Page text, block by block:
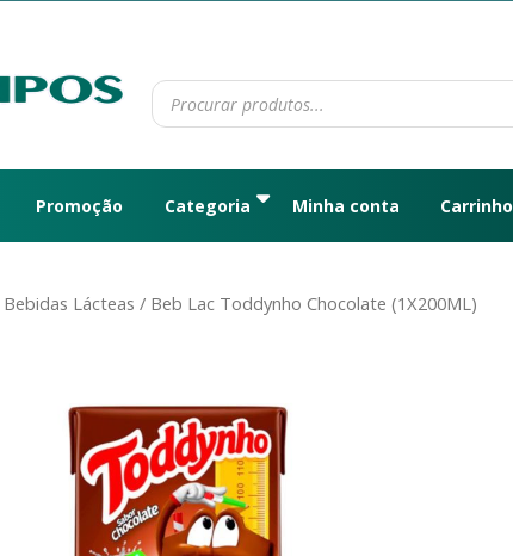
Promoção Categoria Minha conta Carrinho
Bebidas Lácteas / Beb Lac Toddynho Chocolate (1X200ML)